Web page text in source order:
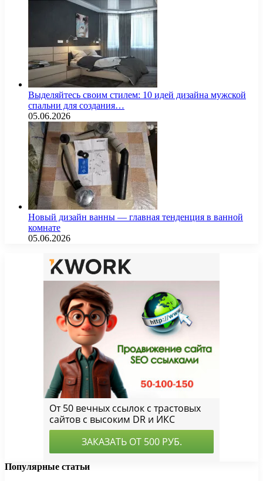
Выделяйтесь своим стилем: 10 идей дизайна мужской
спальни для создания…
05.06.2026
Новый дизайн ванны — главная тенденция в ванной
комнате
05.06.2026
Популярные статьи